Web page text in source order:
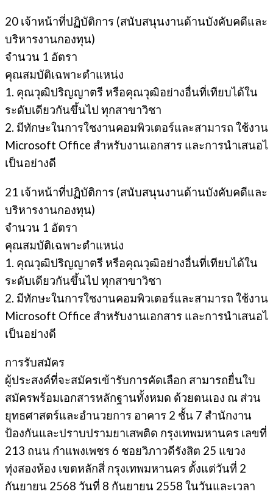
20 เจ้าหน้าที่ปฏิบัติการ (สนับสนุนงานด้านบังคับคดีและ
บริหารงานกองทุน)
จํานวน 1 อัตรา
คุณสมบัติเฉพาะตำแหน่ง
1. คุณวุฒิปริญญาตรี หรือคุณวุฒิอย่างอื่นที่เทียบได้ใน
ระดับเดียวกันขึ้นไป ทุกสาขาวิชา
2. มีทักษะในการใชงานคอมพิวเตอร์และสามารถ ใช้งาน
Microsoft Office สําหรับงานเอกสาร และการนําเสนอไ
เป็นอย่างดี
21 เจ้าหน้าที่ปฏิบัติการ (สนับสนุนงานด้านบังคับคดีและ
บริหารงานกองทุน)
จํานวน 1 อัตรา
คุณสมบัติเฉพาะตำแหน่ง
1. คุณวุฒิปริญญาตรี หรือคุณวุฒิอย่างอื่นที่เทียบได้ใน
ระดับเดียวกันขึ้นไป ทุกสาขาวิชา
2. มีทักษะในการใชงานคอมพิวเตอร์และสามารถ ใช้งาน
Microsoft Office สําหรับงานเอกสาร และการนําเสนอไ
เป็นอย่างดี
การรับสมัคร
ผู้ประสงค์ที่จะสมัครเข้ารับการคัดเลือก สามารถยื่นใบ
สมัครพร้อมเอกสารหลักฐานทั้งหมด ด้วยตนเอง ณ ส่วน
ยุทธศาสตร์และอํานวยการ อาคาร 2 ชั้น 7 สํานักงาน
ป้องกันและปราบปรามยาเสพติด กรุงเทพมหานคร เลขที่
213 ถนน กำแพงเพชร 6 ชอยวิภาวดีรังสิต 25 แขวง
ทุ่งสองห้อง เขตหลักสี่ กรุงเทพมหานคร ตั้งแต่วันที่ 2
กันยายน 2568 วันที่ 8 กันยายน 2558 ในวันและเวลา